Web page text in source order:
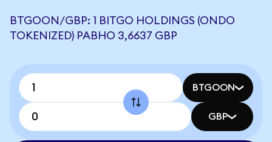
BTGOON/GBP: 1 BITGO HOLDINGS (ONDO
TOKENIZED) РАВНО 3,6637 GBP
BTGOON
GBP